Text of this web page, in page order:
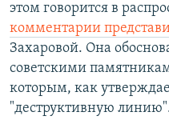
этом говорится в
комментарии
Захаровой. Она
советскими
которым, как
"деструктивную